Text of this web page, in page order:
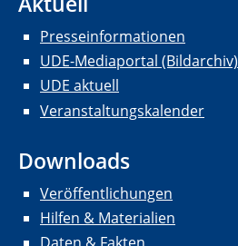
Presseinformationen
UDE-Mediaportal (Bildarchiv)
UDE aktuell
Veranstaltungskalender
Downloads
Veröffentlichungen
Hilfen & Materialien